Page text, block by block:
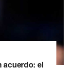
acuerdo: el